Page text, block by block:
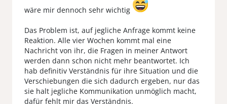
wäre mir dennoch sehr wichtig
Das Problem ist, auf jegliche Anfrage kommt keine
Reaktion. Alle vier Wochen kommt mal eine
Nachricht von ihr, die Fragen in meiner Antwort
werden dann schon nicht mehr beantwortet. Ich
hab definitiv Verständnis für ihre Situation und die
Verschiebungen die sich dadurch ergeben, nur das
sie halt jegliche Kommunikation unmöglich macht,
dafür fehlt mir das Verständnis.